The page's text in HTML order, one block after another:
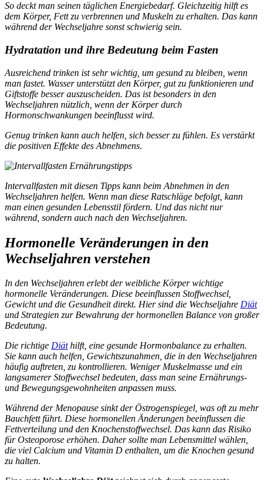
So deckt man seinen täglichen Energiebedarf. Gleichzeitig hilft es
dem Körper, Fett zu verbrennen und Muskeln zu erhalten. Das kann
während der Wechseljahre sonst schwierig sein.
Hydratation und ihre Bedeutung beim Fasten
Ausreichend trinken ist sehr wichtig, um gesund zu bleiben, wenn
man fastet. Wasser unterstützt den Körper, gut zu funktionieren und
Giftstoffe besser auszuscheiden. Das ist besonders in den
Wechseljahren nützlich, wenn der Körper durch
Hormonschwankungen beeinflusst wird.
Genug trinken kann auch helfen, sich besser zu fühlen. Es verstärkt
die positiven Effekte des Abnehmens.
Intervallfasten mit diesen Tipps kann beim Abnehmen in den
Wechseljahren helfen. Wenn man diese Ratschläge befolgt, kann
man einen gesunden Lebensstil fördern. Und das nicht nur
während, sondern auch nach den Wechseljahren.
Hormonelle Veränderungen in den
Wechseljahren verstehen
In den Wechseljahren erlebt der weibliche Körper wichtige
hormonelle Veränderungen. Diese beeinflussen Stoffwechsel,
Gewicht und die Gesundheit direkt. Hier sind die Wechseljahre Diät
und Strategien zur Bewahrung derhormonellen Balance von großer
Bedeutung.
Die richtige Diäthilft, eine gesunde Hormonbalance zu erhalten.
Sie kann auch helfen, Gewichtszunahmen, die in den Wechseljahren
häufig auftreten, zu kontrollieren. Weniger Muskelmasse und ein
langsamerer Stoffwechsel bedeuten, dass man seine Ernährungs-
und Bewegungsgewohnheiten anpassen muss.
Während der Menopause sinkt der Östrogenspiegel, was oft zu mehr
Bauchfett führt. Diese hormonellen Änderungen beeinflussen die
Fettverteilung und den Knochenstoffwechsel. Das kann das Risiko
für Osteoporose erhöhen. Daher sollte man Lebensmittel wählen,
die viel Calcium und Vitamin D enthalten, um die Knochen gesund
zu halten.